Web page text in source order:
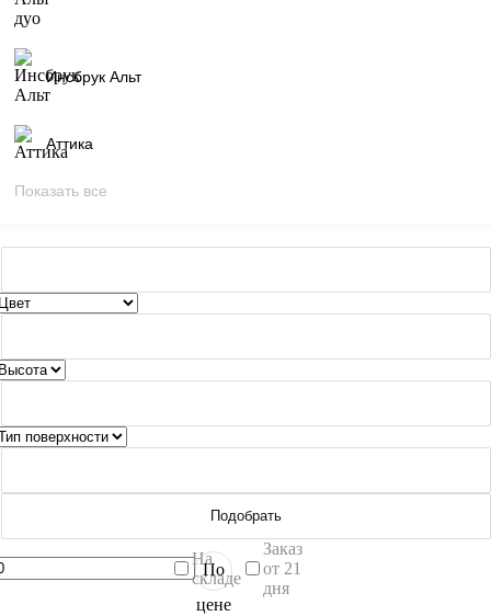
Инсбрук Альт
Аттика
Показать все
Подобрать
По
цене
На
складе
Заказ
от 21
дня